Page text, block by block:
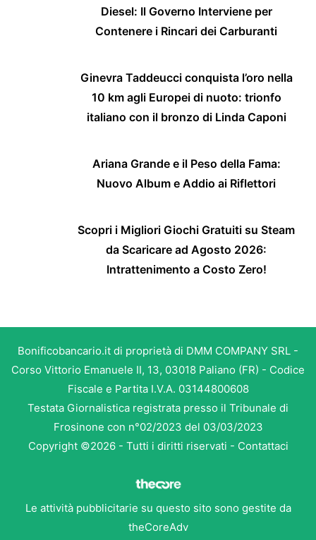
Diesel: Il Governo Interviene per
Contenere i Rincari dei Carburanti
Ginevra Taddeucci conquista l’oro nella
10 km agli Europei di nuoto: trionfo
italiano con il bronzo di Linda Caponi
Ariana Grande e il Peso della Fama:
Nuovo Album e Addio ai Riflettori
Scopri i Migliori Giochi Gratuiti su Steam
da Scaricare ad Agosto 2026:
Intrattenimento a Costo Zero!
Bonificobancario.it di proprietà di DMM COMPANY SRL -
Corso Vittorio Emanuele II, 13, 03018 Paliano (FR) - Codice
Fiscale e Partita I.V.A. 03144800608
Testata Giornalistica registrata presso il Tribunale di
Frosinone con n°02/2023 del 03/03/2023
Copyright ©2026 - Tutti i diritti riservati - Contattaci
Le attività pubblicitarie su questo sito sono gestite da
theCoreAdv